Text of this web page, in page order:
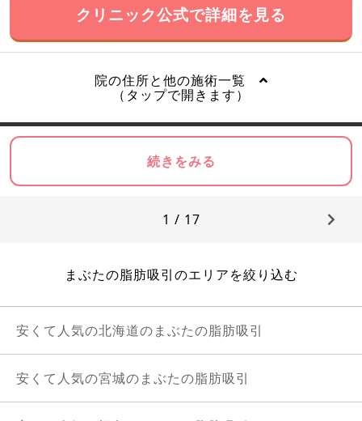
クリニック公式で詳細を見る
院の住所と他の施術一覧
（タップで開きます）
続きをみる
1 / 17
まぶたの脂肪吸引のエリアを絞り込む
安くて人気の北海道のまぶたの脂肪吸引
安くて人気の宮城のまぶたの脂肪吸引